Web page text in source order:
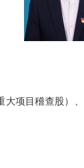
目稽查股）